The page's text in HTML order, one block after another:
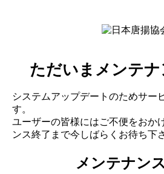
ただいまメンテ
システムアップデートのためサー
す。
ユーザーの皆様にはご不便をおか
ンス終了まで今しばらくお待ち下
メンテナン